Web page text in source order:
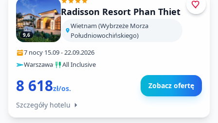
9,6
Radisson Resort Phan Thiet
Wietnam (Wybrzeże Morza
Południowochińskiego)
7 nocy·15.09-22.09.2026
Warszawa· All Inclusive
8 618zł/os. Zobacz ofertę
Szczegóły hotelu